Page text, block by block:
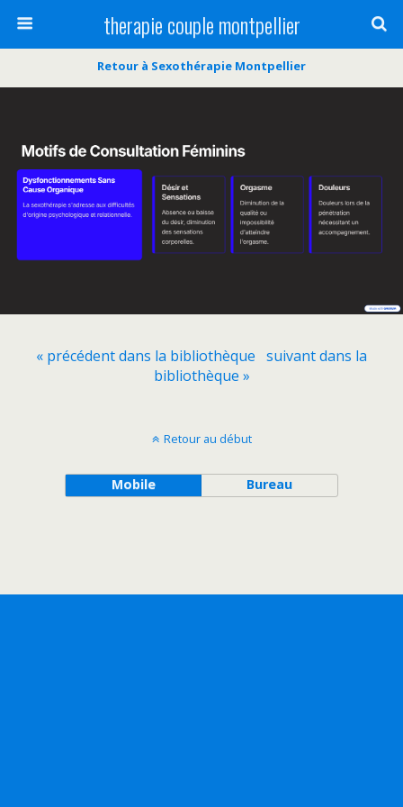
therapie couple montpellier
Retour à Sexothérapie Montpellier
« précédent dans la bibliothèque suivant dans la
bibliothèque »
Retour au début
Mobile Bureau